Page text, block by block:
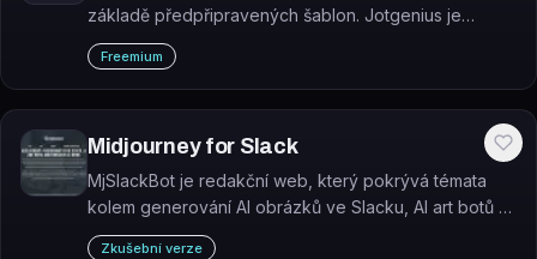
základě předpřipravených šablon. Jotgenius je
platforma pro marketéry, tvůrce obsahu a firmy, kteří
potřebují rychle vytvářet blogy, reklamy, příspěvky na
sociální sítě nebo popisy produktů.
Freemium
Midjourney for Slack
MjSlackBot je redakční web, který pokrývá témata
kolem generování AI obrázků ve Slacku, AI art botů a
nástrojů pro kreativní týmové workflow.
Zkušební verze